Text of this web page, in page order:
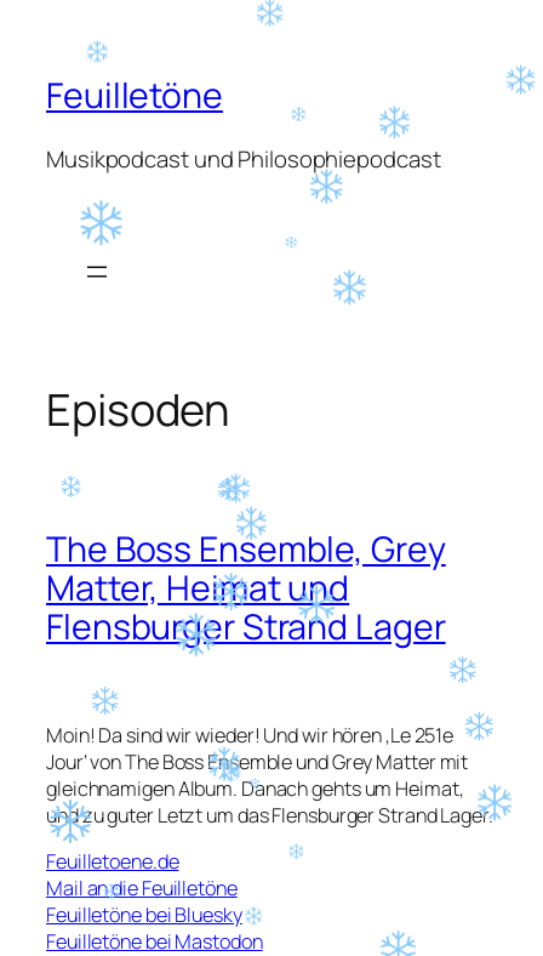
springen
Feuilletöne
Musikpodcast und Philosophiepodcast
Episoden
The Boss Ensemble, Grey
Matter, Heimat und
Flensburger Strand Lager
Moin! Da sind wir wieder! Und wir hören ‚Le 251e
Jour‘ von The Boss Ensemble und Grey Matter mit
gleichnamigen Album. Danach gehts um Heimat,
und zu guter Letzt um das Flensburger Strand Lager.
Feuilletoene.de
Mail an die Feuilletöne
Feuilletöne bei Bluesky
Feuilletöne bei Mastodon